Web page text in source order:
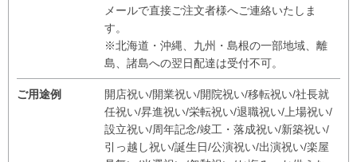
メールで直接ご注文者様へご連絡いたしま
す。
※北海道・沖縄、九州・島根の一部地域、離
島、諸島への翌日配達は受付不可。
ご用途例
開店祝い/開業祝い/開院祝い/移転祝い/社長就
任祝い/昇進祝い/栄転祝い/退職祝い/上場祝い/
設立祝い/周年記念/竣工・落成祝い/新築祝い/
引っ越し祝い/誕生日/公演祝い/出演祝い/楽屋